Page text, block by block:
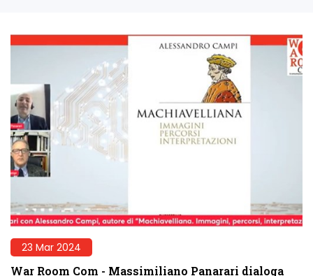
23 Mar 2024
War Room Com - Massimiliano Panarari dialoga